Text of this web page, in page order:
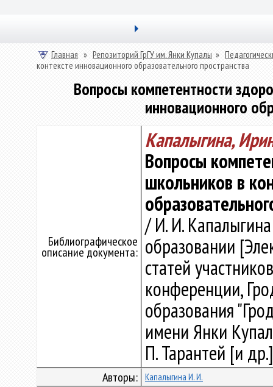
Главная » Репозиторий ГрГУ им. Янки Купалы »
контексте инновационного образовательного пространства
Вопросы компетентности
инновационного
Библиографическое
описание документа:
Капалыгина,
Вопросы
школьников в
/ И. И.
образовании
статей
конференции,
образования
имени Янки
П. Тарантей [и
Авторы: Капалыгина И. И.